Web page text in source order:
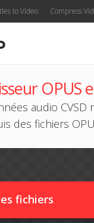
to Video Compress
OPUS
audio CVSD
des fichiers
fichiers